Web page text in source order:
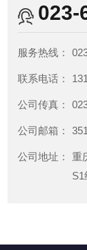
023-
服务热线：
联系电话：
公司传真：
公司邮箱：
公司地址：
重
S1